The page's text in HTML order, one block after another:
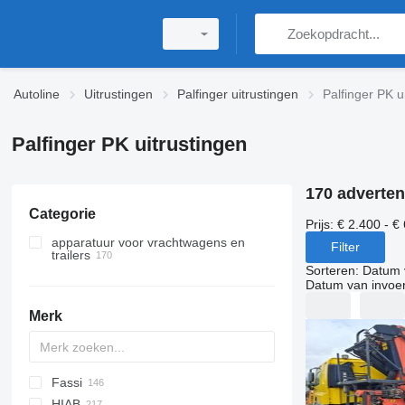
Autoline Uitrustingen Palfinger uitrustingen Palfinger PK
Palfinger PK uitrustingen
Categorie
apparatuur voor vrachtwagens en
trailers
Merk
A-Series
EK-S
W series
BW
CK
MAXIMA
120
MT
Inogam
CF
35
Sirius
M-series
Fassi
170
Prijs: € 2.400 - €
Filter
Sorteren: Datum
Datum van